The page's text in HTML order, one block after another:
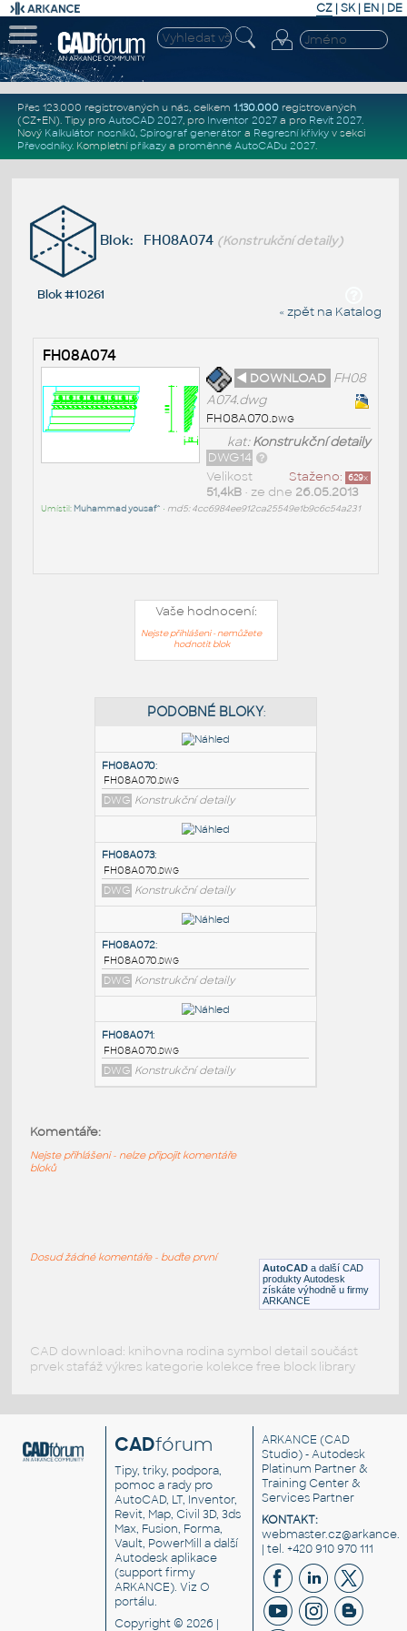
CZ | SK| EN | DE
Přes 123.000 registrovaných u nás, celkem 1.130.000registrovaných
(CZ+EN). Tipy pro AutoCAD 2027, pro Inventor 2027a pro Revit 2027.
Nový Kalkulátor nosníků, Spirograf generátor a Regresní křivkyv sekci
Převodníky. Kompletní příkazya proměnné AutoCADu 2027.
Blok: FH08A074 (Konstrukční detaily)
Blok #10261
« zpět na Katalog
FH08A074
◄ DOWNLOAD FH08
A074.dwg
FH08A070.dwg
kat:Konstrukční detaily
DWG14
Staženo: 629x
Velikost
51,4kB• ze dne 26.05.2013
Umístil: Muhammad yousaf^ • md5: 4cc6984ee912ca25549e1b9c6c54a231
Vaše hodnocení:
Nejste přihlášeni - nemůžete
hodnotit blok
PODOBNÉ BLOKY:
FH08A070
FH08A070.dwg
DWG
:
FH08A070.dwg
DWG Konstrukční detaily
DWG Konstrukční detaily
DWG Konstrukční detaily
AutoCAD a další CAD
produkty Autodesk
získáte výhodně u firmy
ARKANCE
Komentáře:
Nejste přihlášeni - nelze připojit komentáře
bloků
Dosud žádné komentáře - buďte první
CAD download: knihovna rodina symbol detail součást
prvek stafáž výkres kategorie kolekce free block library
CADfórum
Tipy, triky, podpora,
pomoc a rady pro
AutoCAD, LT, Inventor,
Revit, Map, Civil 3D, 3ds
Max, Fusion, Forma,
Vault, PowerMill a další
Autodesk aplikace
(support firmy
ARKANCE). VizO
portálu.
Copyright © 2026 |
ARKANCE (CAD
Studio) - Autodesk
Platinum Partner &
Training Center &
Services Partner
KONTAKT:
| tel. +420 910 970 111